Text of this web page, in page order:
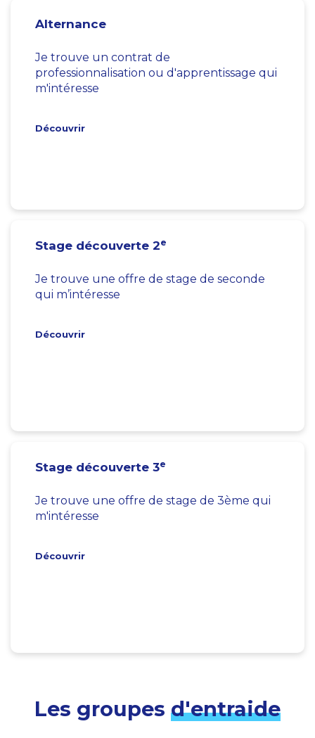
Alternance
Je trouve un contrat de
professionnalisation ou d'apprentissage qui
m'intéresse
Découvrir
Stage découverte 2e
Je trouve une offre de stage de seconde
qui m’intéresse
Découvrir
Stage découverte 3e
Je trouve une offre de stage de 3ème qui
m'intéresse
Découvrir
Les groupes d'entraide